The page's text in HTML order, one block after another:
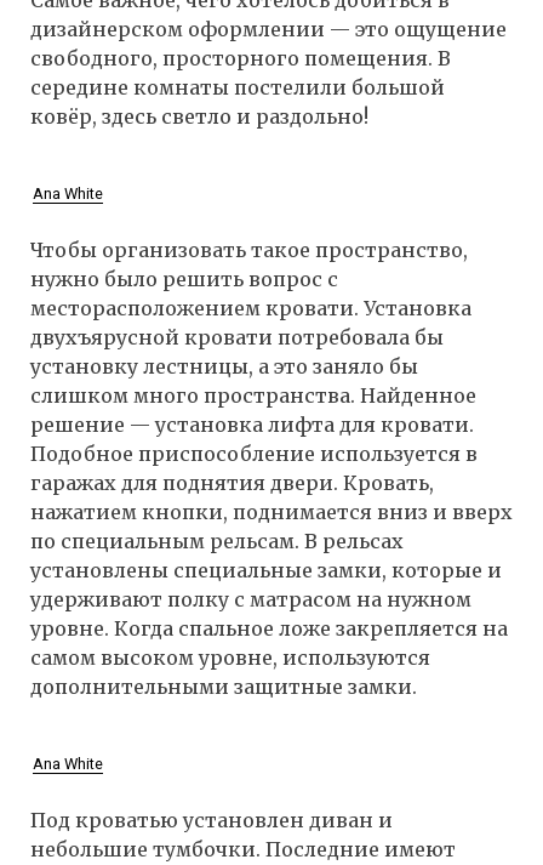
дизайнерском оформлении — это ощущение
свободного, просторного помещения. В
середине комнаты постелили большой
ковёр, здесь светло и раздольно!
Ana White
Чтобы организовать такое пространство,
нужно было решить вопрос с
месторасположением кровати. Установка
двухъярусной кровати потребовала бы
установку лестницы, а это заняло бы
слишком много пространства. Найденное
решение — установка лифта для кровати.
Подобное приспособление используется в
гаражах для поднятия двери. Кровать,
нажатием кнопки, поднимается вниз и вверх
по специальным рельсам. В рельсах
установлены специальные замки, которые и
удерживают полку с матрасом на нужном
уровне. Когда спальное ложе закрепляется на
самом высоком уровне, используются
дополнительными защитные замки.
Ana White
Под кроватью установлен диван и
небольшие тумбочки. Последние имеют